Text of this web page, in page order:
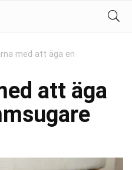
med att äga en
att äga